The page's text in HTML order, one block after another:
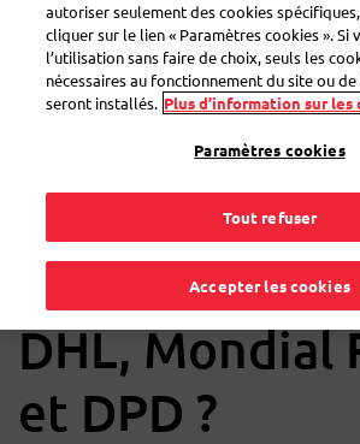
Bpost gère-t-il
également
retour via des
services de
messagerie
DHL, Mondial
et DPD ?
autoriser seulement des cookies
cliquer sur le lien « Paramètres cookies ». Si
l’utilisation sans faire de choix, seuls les
nécessaires au fonctionnement du site ou
seront installés. Plus d’information sur les
Paramètres cookies
Tout refuser
Accepter les cookies